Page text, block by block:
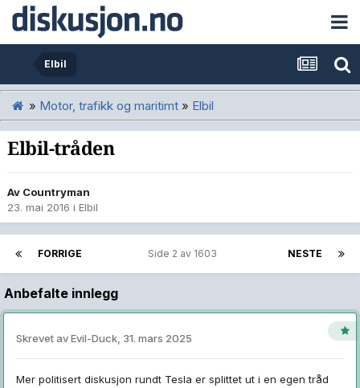
Elbil
» Motor, trafikk og maritimt » Elbil
Elbil-tråden
Av Countryman
23. mai 2016 i Elbil
FORRIGE NESTE
Side 2 av 1603
Anbefalte innlegg
Skrevet avEvil-Duck, 31. mars 2025
Mer politisert diskusjon rundt Tesla er splittet ut i en egen tråd